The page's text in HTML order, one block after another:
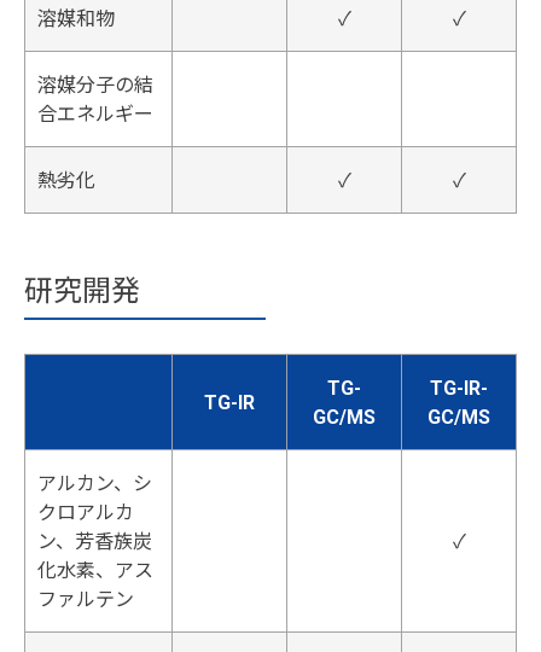
溶媒和物 ✓ ✓
溶媒分子の結
合エネルギー
熱劣化 ✓ ✓
研究開発
TG-IR
TG-
GC/MS
TG-IR-
GC/MS
アルカン、シ
クロアルカ
ン、芳香族炭
化水素、アス
ファルテン
✓